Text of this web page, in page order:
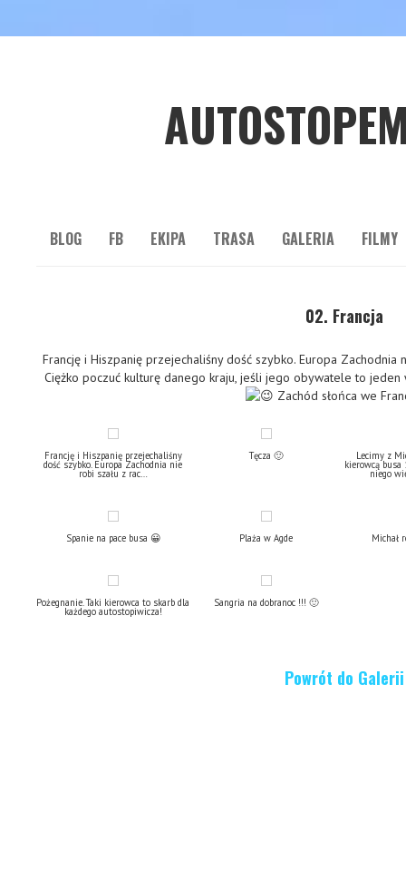
BLOG FB EKIPA TRASA GALERIA FILMY
02. Francja
Francję i Hiszpanię przejechaliśny dość szybko. Europa
Ciężko poczuć kulturę danego kraju, jeśli jego obywatele to
Zachód słońca we
Francję i Hiszpanię przejechaliśny
dość szybko. Europa Zachodnia nie
robi szału z rac…
Tęcza 🙂 Lecimy z
kierowcą busa
niego
Spanie na pace busa 😀 Plaża w Agde Michał
Pożegnanie. Taki kierowca to skarb dla
każdego autostopiwicza!
Sangria na dobranoc !!! 🙂
Powrót do Galerii